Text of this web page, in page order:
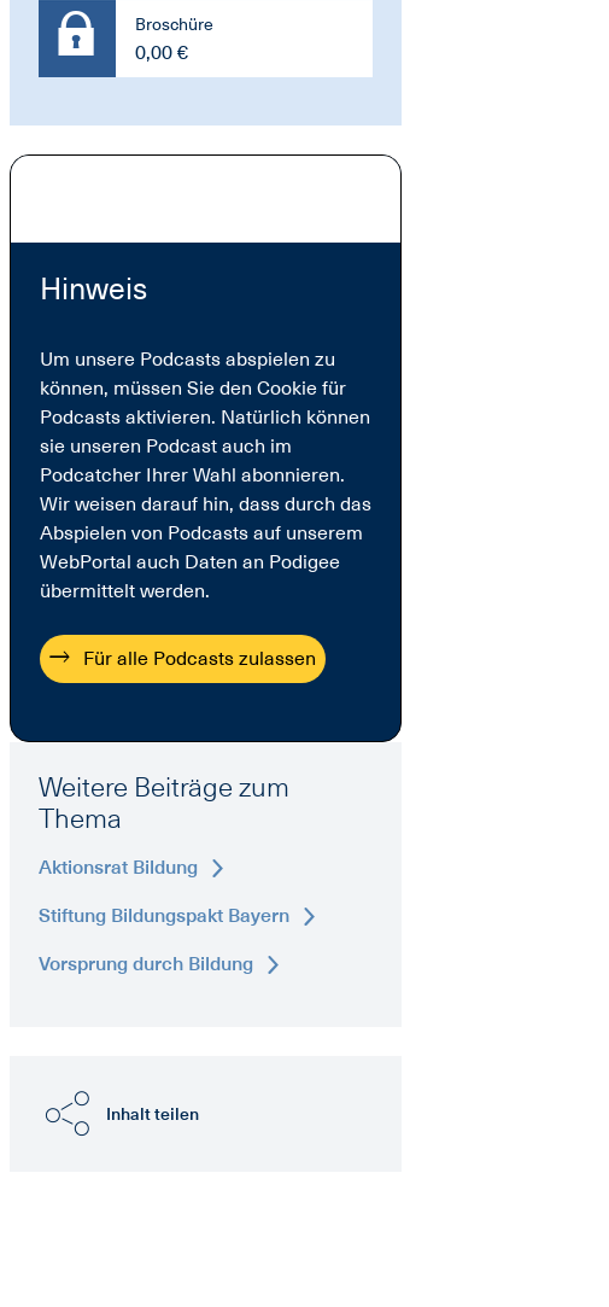
Broschüre
0,00 €
Hinweis
Um unsere Podcasts abspielen zu
können, müssen Sie den Cookie für
Podcasts aktivieren. Natürlich können
sie unseren Podcast auch im
Podcatcher Ihrer Wahl abonnieren.
Wir weisen darauf hin, dass durch das
Abspielen von Podcasts auf unserem
WebPortal auch Daten an Podigee
übermittelt werden.
Für alle Podcasts zulassen
Weitere Beiträge zum
Thema
Aktionsrat Bildung
Stiftung Bildungspakt Bayern
Vorsprung durch Bildung
Inhalt teilen